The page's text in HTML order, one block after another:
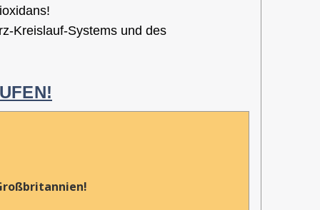
Kreislauf-Systems und des